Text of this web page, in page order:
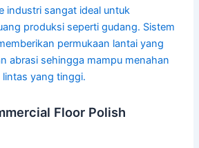
industri sangat ideal untuk
produksi seperti gudang. Sistem
permukaan lantai yang
abrasi sehingga mampu menahan
lintas yang tinggi.
Floor Polish